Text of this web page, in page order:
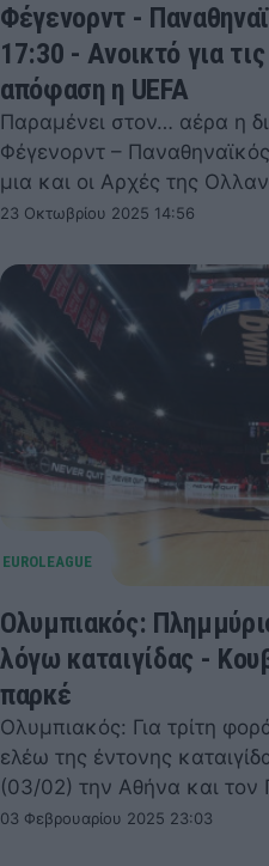
Φέγενορντ -
17:30 - Ανοικτό για
απόφαση η UEFA
Παραμένει στον… αέρα η
Φέγενορντ –
μια και οι Αρχές της
23 Οκτωβρίου 2025 14:56
Ολυμπιακός:
λόγω καταιγίδας -
παρκέ
Ολυμπιακός: Για τρίτη
ελέω της έντονης
(03/02) την Αθήνα και τον
03 Φεβρουαρίου 2025 23:03